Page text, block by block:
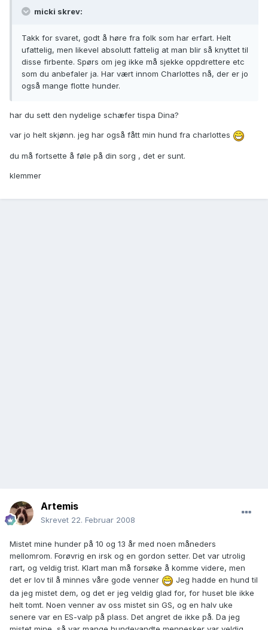
micki skrev:
Takk for svaret, godt å høre fra folk som har erfart. Helt
ufattelig, men likevel absolutt fattelig at man blir så knyttet til
disse firbente. Spørs om jeg ikke må sjekke oppdrettere etc
som du anbefaler ja. Har vært innom Charlottes nå, der er jo
også mange flotte hunder.
har du sett den nydelige schæfer tispa Dina?
var jo helt skjønn. jeg har også fått min hund fra charlottes
du må fortsette å føle på din sorg , det er sunt.
klemmer
Artemis
Skrevet 22. Februar 2008
Mistet mine hunder på 10 og 13 år med noen måneders
mellomrom. Forøvrig en irsk og en gordon setter. Det var utrolig
rart, og veldig trist. Klart man må forsøke å komme videre, men
det er lov til å minnes våre gode venner
Jeg hadde en hund til
da jeg mistet dem, og det er jeg veldig glad for, for huset ble ikke
helt tomt. Noen venner av oss mistet sin GS, og en halv uke
senere var en ES-valp på plass. Det angret de ikke på. Da jeg